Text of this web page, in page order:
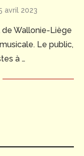
avril 2023
de Wallonie-Liège
Le public,
à …